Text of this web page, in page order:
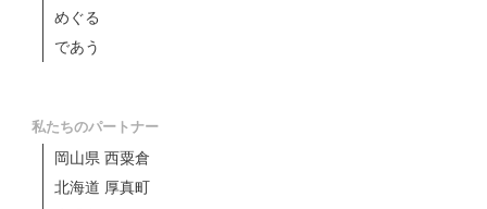
めぐる
であう
私たちのパートナー
岡山県 西粟倉
北海道 厚真町